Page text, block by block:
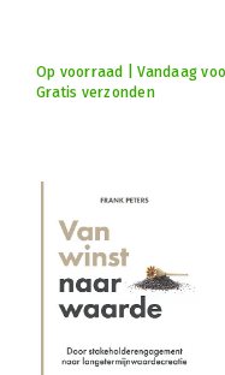
Op voorraad | Vandaag
Gratis verzonden